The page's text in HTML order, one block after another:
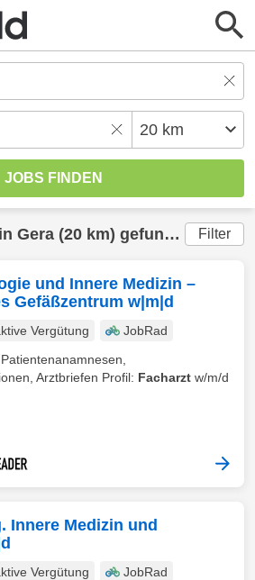
Gera (20 km) gefunden Filter
und Innere Medizin –
Gefäßzentrum w|m|d
Vergütung
JobRad
Arztbriefen Profil: Facharzt w/m/d
Innere Medizin und
Vergütung
JobRad